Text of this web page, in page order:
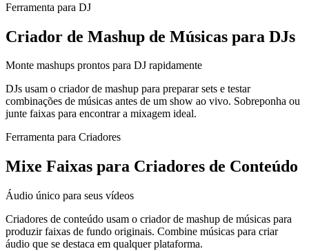
Ferramenta para DJ
Criador de Mashup de Músicas para DJs
Monte mashups prontos para DJ rapidamente
DJs usam o criador de mashup para preparar sets e testar
combinações de músicas antes de um show ao vivo. Sobreponha ou
junte faixas para encontrar a mixagem ideal.
Ferramenta para Criadores
Mixe Faixas para Criadores de Conteúdo
Áudio único para seus vídeos
Criadores de conteúdo usam o criador de mashup de músicas para
produzir faixas de fundo originais. Combine músicas para criar
áudio que se destaca em qualquer plataforma.